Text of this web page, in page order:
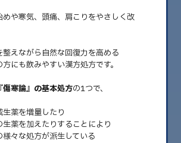
めや寒気、頭痛、肩こりをやさしく改
えながら自然な回復力を高める
にも飲みやすい漢方処方です。
傷寒論』の基本処方の1つで、
薬を増量したり
生薬を加えたりすることにより
様々な処方が派生している